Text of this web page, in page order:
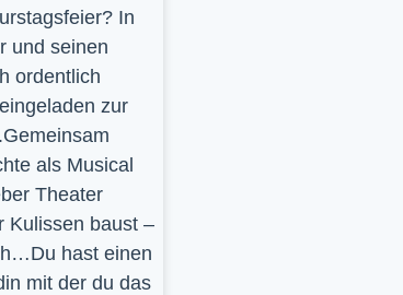
In
und seinen
ordentlich
zur
als Musical
Theater
Kulissen baust –
hast einen
mit der du das